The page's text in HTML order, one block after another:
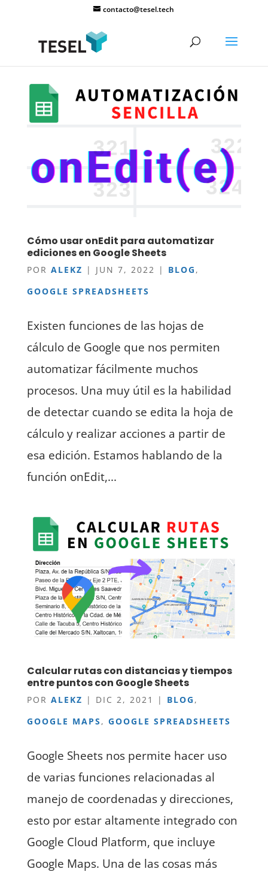
contacto@tesel.tech
Cómo usar onEdit para automatizar
ediciones en Google Sheets
POR ALEKZ | JUN 7, 2022 | BLOG ,
GOOGLE SPREADSHEETS
Existen funciones de las hojas de
cálculo de Google que nos permiten
automatizar fácilmente muchos
procesos. Una muy útil es la habilidad
de detectar cuando se edita la hoja de
cálculo y realizar acciones a partir de
esa edición. Estamos hablando de la
función onEdit,...
Calcular rutas con distancias y tiempos
entre puntos con Google Sheets
POR ALEKZ | DIC 2, 2021 | BLOG ,
GOOGLE MAPS, GOOGLE SPREADSHEETS
Google Sheets nos permite hacer uso
de varias funciones relacionadas al
manejo de coordenadas y direcciones,
esto por estar altamente integrado con
Google Cloud Platform, que incluye
Google Maps. Una de las cosas más